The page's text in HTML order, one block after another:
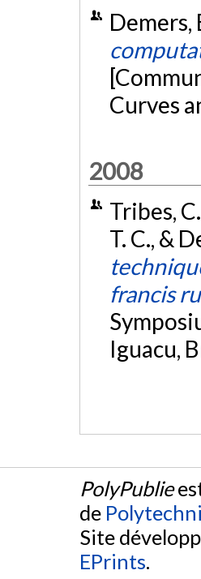
Demers,
Curves
2008
Tribes,
T. C., &
francis
Iguacu,
PolyPublie
de
Site
EPrints.